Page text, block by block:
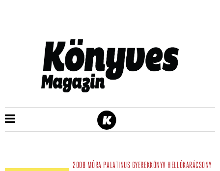
2008 MÓRA PALATINUS GYEREKKÖNYV HELLÓKARÁCSONY